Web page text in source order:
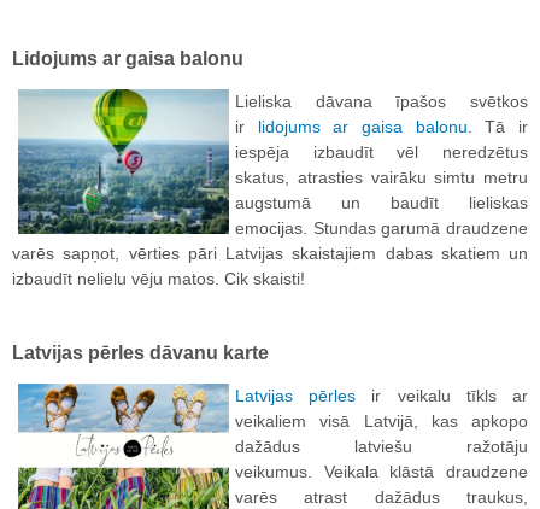
Lidojums ar gaisa balonu
Lieliska dāvana īpašos svētkos
ir lidojums ar gaisa balonu. Tā ir
iespēja izbaudīt vēl neredzētus
skatus, atrasties vairāku simtu metru
augstumā un baudīt lieliskas
emocijas. Stundas garumā draudzene
varēs sapņot, vērties pāri Latvijas skaistajiem dabas skatiem un
izbaudīt nelielu vēju matos. Cik skaisti!
Latvijas pērles dāvanu karte
Latvijas pērles ir veikalu tīkls ar
veikaliem visā Latvijā, kas apkopo
dažādus latviešu ražotāju
veikumus. Veikala klāstā draudzene
varēs atrast dažādus traukus,